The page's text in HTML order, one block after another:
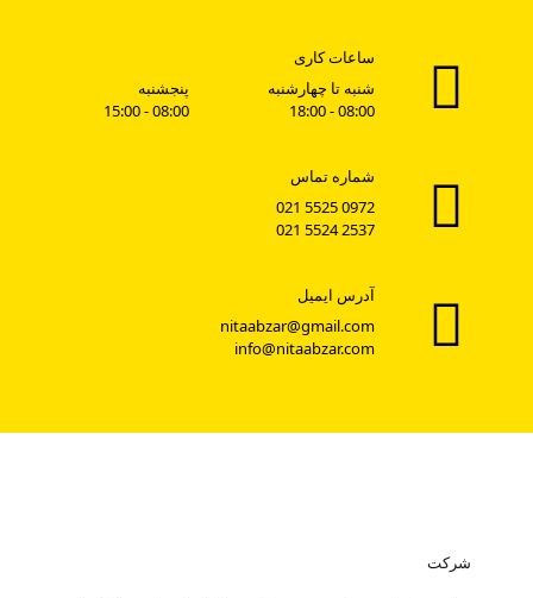
ساعات کاری
شنبه تا چهارشنبه
08:00 - 18:00
پنجشنبه
08:00 - 15:00
شماره تماس
0972 5525 021
2537 5524 021
آدرس ایمیل
nitaabzar@gmail.com
info@nitaabzar.com
شرکت